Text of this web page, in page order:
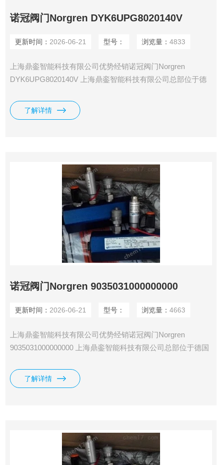
诺冠阀门Norgren DYK6UPG8020140V
更新时间： 2026-06-21 型号： 浏览量： 4833
上海鼎銮智能科技有限公司优势经销诺冠阀门Norgren
DYK6UPG8020140V 上海鼎銮智能科技有限公司总部位于德
仪表及备品备件。
了解详情
诺冠阀门Norgren 9035031000000000
更新时间： 2026-06-21 型号： 浏览量： 4663
上海鼎銮智能科技有限公司优势经销诺冠阀门Norgren
9035031000000000 上海鼎銮智能科技有限公司总部位于德国
表及备品备件。
了解详情